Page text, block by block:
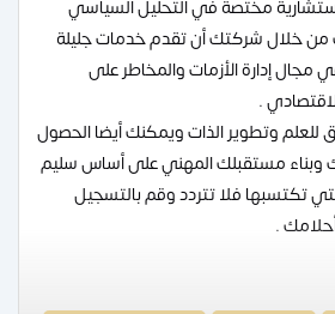
مختصة في التحليل السياسي
من خلال شركتك أن تقدم خدمات جليلة
إدارة الأزمات والمخاطر على
.
للعلم وتطوير الذات ويمكنك أيضا الحصول
مستقبلك المهني على أساس سليم
تكتسبها فلا تتردد وقم بالتسجيل
.